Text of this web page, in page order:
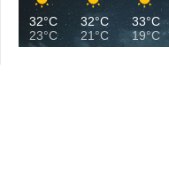
32°C
23°C
32°C
21°C
33°C
19°C